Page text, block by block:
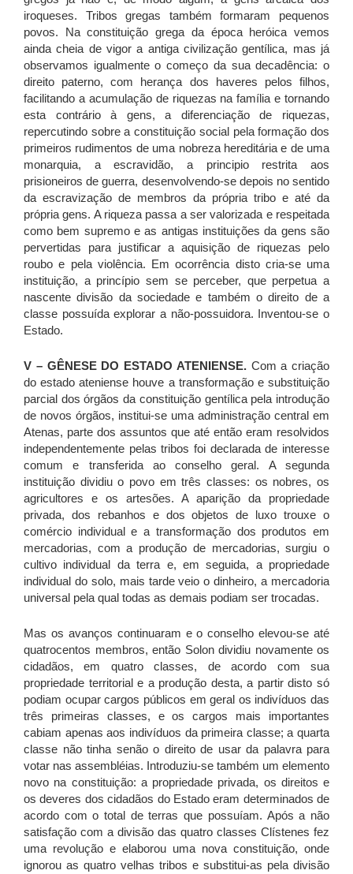
iroqueses. Tribos gregas também formaram pequenos
povos. Na constituição grega da época heróica vemos
ainda cheia de vigor a antiga civilização gentílica, mas já
observamos igualmente o começo da sua decadência: o
direito paterno, com herança dos haveres pelos filhos,
facilitando a acumulação de riquezas na família e tornando
esta contrário à gens, a diferenciação de riquezas,
repercutindo sobre a constituição social pela formação dos
primeiros rudimentos de uma nobreza hereditária e de uma
monarquia, a escravidão, a principio restrita aos
prisioneiros de guerra, desenvolvendo-se depois no sentido
da escravização de membros da própria tribo e até da
própria gens. A riqueza passa a ser valorizada e respeitada
como bem supremo e as antigas instituições da gens são
pervertidas para justificar a aquisição de riquezas pelo
roubo e pela violência. Em ocorrência disto cria-se uma
instituição, a princípio sem se perceber, que perpetua a
nascente divisão da sociedade e também o direito de a
classe possuída explorar a não-possuidora. Inventou-se o
Estado.
V – GÊNESE DO ESTADO ATENIENSE.Com a criação
do estado ateniense houve a transformação e substituição
parcial dos órgãos da constituição gentílica pela introdução
de novos órgãos, institui-se uma administração central em
Atenas, parte dos assuntos que até então eram resolvidos
independentemente pelas tribos foi declarada de interesse
comum e transferida ao conselho geral. A segunda
instituição dividiu o povo em três classes: os nobres, os
agricultores e os artesões. A aparição da propriedade
privada, dos rebanhos e dos objetos de luxo trouxe o
comércio individual e a transformação dos produtos em
mercadorias, com a produção de mercadorias, surgiu o
cultivo individual da terra e, em seguida, a propriedade
individual do solo, mais tarde veio o dinheiro, a mercadoria
universal pela qual todas as demais podiam ser trocadas.
Mas os avanços continuaram e o conselho elevou-se até
quatrocentos membros, então Solon dividiu novamente os
cidadãos, em quatro classes, de acordo com sua
propriedade territorial e a produção desta, a partir disto só
podiam ocupar cargos públicos em geral os indivíduos das
três primeiras classes, e os cargos mais importantes
cabiam apenas aos indivíduos da primeira classe; a quarta
classe não tinha senão o direito de usar da palavra para
votar nas assembléias. Introduziu-se também um elemento
novo na constituição: a propriedade privada, os direitos e
os deveres dos cidadãos do Estado eram determinados de
acordo com o total de terras que possuíam. Após a não
satisfação com a divisão das quatro classes Clístenes fez
uma revolução e elaborou uma nova constituição, onde
ignorou as quatro velhas tribos e substitui-as pela divisão